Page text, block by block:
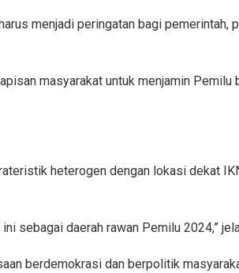
menjadi peringatan bagi pemerintah,
masyarakat untuk menjamin Pemilu
heterogen dengan lokasi dekat
sebagai daerah rawan Pemilu 2024,”
berdemokrasi dan berpolitik